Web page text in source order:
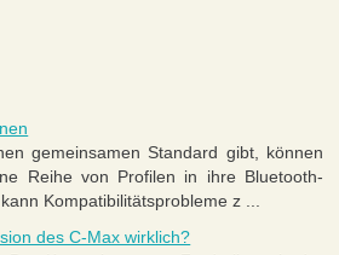
gemeinsamen Standard gibt, können
Reihe von Profilen in ihre Bluetooth-
Kompatibilitätsprobleme z ...
des C-Max wirklich?